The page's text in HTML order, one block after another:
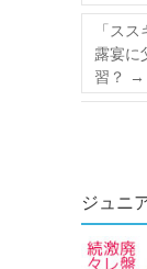
「ス
露宴に
習？ →
ジュニ